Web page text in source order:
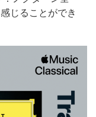
じることができ